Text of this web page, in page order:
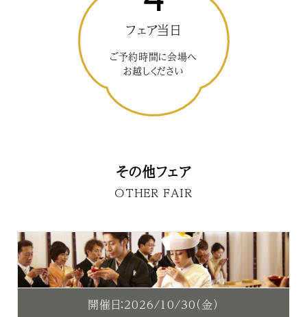
フェア当日
ご予約時間に会場へ
お越しください
その他フェア
OTHER FAIR
開催日：2026/10/30（金）